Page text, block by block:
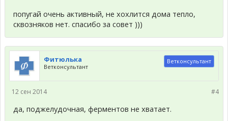
попугай очень активный, не хохлится дома тепло,
сквозняков нет. спасибо за совет )))
Фитюлька
Ветконсультант
Ветконсультант
#4
12 сен 2014
да, поджелудочная, ферментов не хватает.